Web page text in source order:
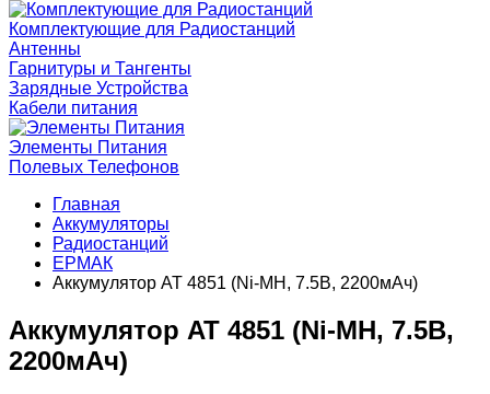
Комплектующие для Радиостанций
Антенны
Гарнитуры и Тангенты
Зарядные Устройства
Кабели питания
Элементы Питания
Полевых Телефонов
Главная
Аккумуляторы
Радиостанций
ЕРМАК
Аккумулятор AT 4851 (Ni-MH, 7.5В, 2200мАч)
Аккумулятор AT 4851 (Ni-MH, 7.5В,
2200мАч)